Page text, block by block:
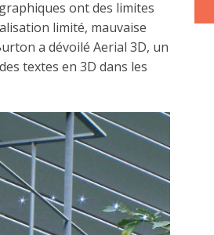
ont des limites
limité, mauvaise
a dévoilé Aerial 3D, un
textes en 3D dans les